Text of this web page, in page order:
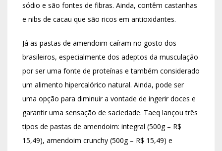
sódio e são fontes de fibras. Ainda, contêm castanhas
e nibs de cacau que são ricos em antioxidantes.
Já as pastas de amendoim caíram no gosto dos
brasileiros, especialmente dos adeptos da musculação
por ser uma fonte de proteínas e também considerado
um alimento hipercalórico natural. Ainda, pode ser
uma opção para diminuir a vontade de ingerir doces e
garantir uma sensação de saciedade. Taeq lançou três
tipos de pastas de amendoim: integral (500g – R$
15,49), amendoim crunchy (500g – R$ 15,49) e